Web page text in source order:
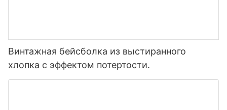
Винтажная бейсболка из выстиранного
хлопка с эффектом потертости.